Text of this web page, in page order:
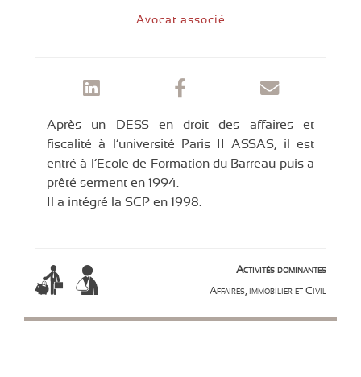
Avocat associé
Après un DESS en droit des affaires et
fiscalité à l’université Paris II ASSAS, il est
entré à l’Ecole de Formation du Barreau puis a
prêté serment en 1994.
Il a intégré la SCP en 1998.
Activités dominantes
Affaires, immobilier et Civil